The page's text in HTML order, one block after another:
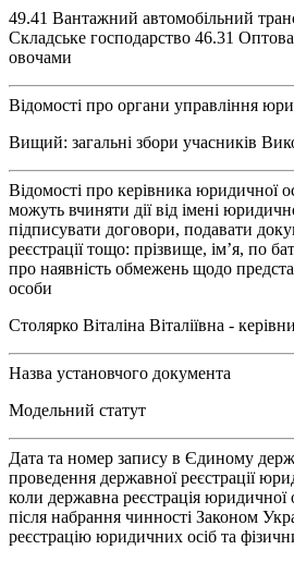
49.41 Вантажний автомобільний
Складське господарство 46.31
овочами
Відомості про органи управління
Вищий: загальні збори учасників
Відомості про керівника юридичної
можуть вчиняти дії від імені
підписувати договори, подавати
реєстрації тощо: прізвище, ім’я, по
про наявність обмежень щодо
особи
Столярко Віталіна Віталіївна -
Назва установчого документа
Модельний статут
Дата та номер запису в Єдиному
проведення державної реєстрації
коли державна реєстрація юридичної
після набрання чинності Законом
реєстрацію юридичних осіб та